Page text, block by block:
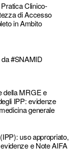
Clinico-
di Accesso
in Ambito
#SNAMID
della MRGE e
IPP: evidenze
generale
uso appropriato,
e Note AIFA